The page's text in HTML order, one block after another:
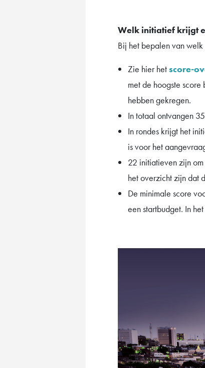
Welk initiatief krijgt
Bij het bepalen van
Zie hier hetscore-
met de hoogste
hebben gekregen.
In totaal ontvangen
In rondes krijgt het
is voor het
22 initiatieven zijn
het overzicht zijn dat
De minimale score
een startbudget. In